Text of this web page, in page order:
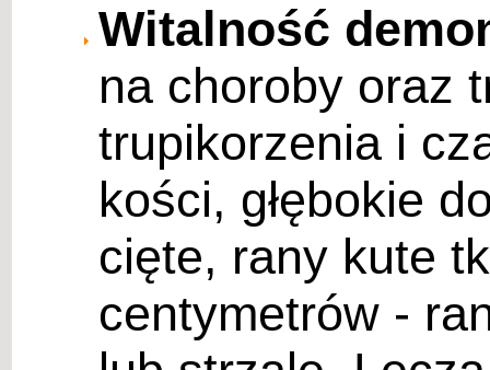
Witalność
na choroby oraz
trupikorzenia i
kości, głębokie
cięte, rany kute
centymetrów -